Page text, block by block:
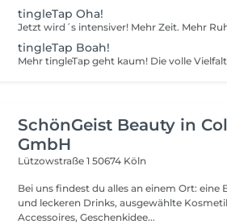
tingleTap Oha!
tingleTap Boah!
SchönGeist Beauty in
GmbH
Lützowstraße 150674 Köln
Bei uns findest du alles an einem Ort: eine
und leckeren Drinks, ausgewählte
Accessoires, Geschenkidee...